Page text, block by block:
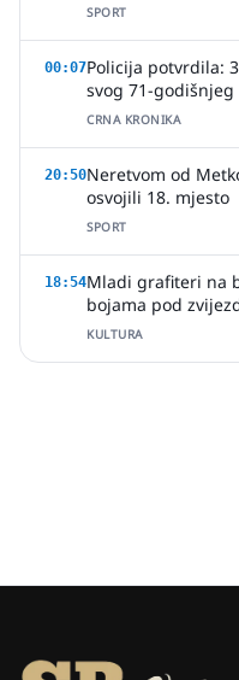
SPORT
00:07Policija potvrdila:
svog 71-
CRNA KRONIKA
20:50Neretvom od
osvojili 18. mjesto
SPORT
18:54Mladi grafiteri na
bojama pod
KULTURA